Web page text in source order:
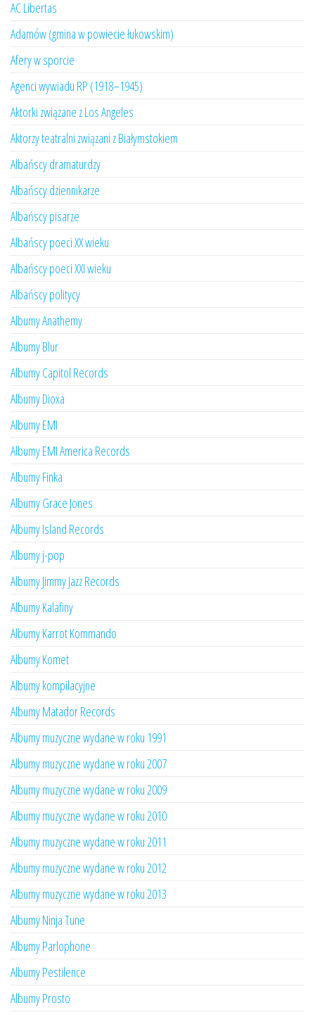
AC Libertas
Adamów (gmina w powiecie łukowskim)
Afery w sporcie
Agenci wywiadu RP (1918–1945)
Aktorki związane z Los Angeles
Aktorzy teatralni związani z Białymstokiem
Albańscy dramaturdzy
Albańscy dziennikarze
Albańscy pisarze
Albańscy poeci XX wieku
Albańscy poeci XXI wieku
Albańscy politycy
Albumy Anathemy
Albumy Blur
Albumy Capitol Records
Albumy Dioxa
Albumy EMI
Albumy EMI America Records
Albumy Finka
Albumy Grace Jones
Albumy Island Records
Albumy j-pop
Albumy Jimmy Jazz Records
Albumy Kalafiny
Albumy Karrot Kommando
Albumy Komet
Albumy kompilacyjne
Albumy Matador Records
Albumy muzyczne wydane w roku 1991
Albumy muzyczne wydane w roku 2007
Albumy muzyczne wydane w roku 2009
Albumy muzyczne wydane w roku 2010
Albumy muzyczne wydane w roku 2011
Albumy muzyczne wydane w roku 2012
Albumy muzyczne wydane w roku 2013
Albumy Ninja Tune
Albumy Parlophone
Albumy Pestilence
Albumy Prosto